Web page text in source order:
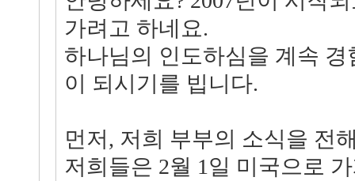
가려고 하네요.
하나님의 인도하심을 계속 경
이 되시기를 빕니다.
먼저, 저희 부부의 소식을 전
저희들은 2월 1일 미국으로